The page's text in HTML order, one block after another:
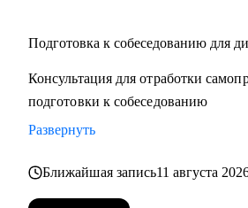
Подготовка к собеседованию для
Консультация для отработки
подготовки к собеседованию
Развернуть
Ближайшая запись11 августа